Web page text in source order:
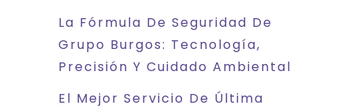
La Fórmula De Seguridad De
Grupo Burgos: Tecnología,
Precisión Y Cuidado Ambiental
El Mejor Servicio De Última